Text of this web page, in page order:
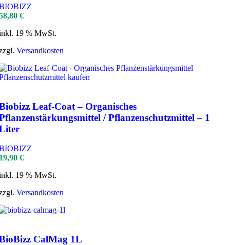
€
19 % MwSt.
Versandkosten
Leaf-Coat – Organisches
/ Pflanzenschutzmittel – 1
€
19 % MwSt.
Versandkosten
CalMag 1L